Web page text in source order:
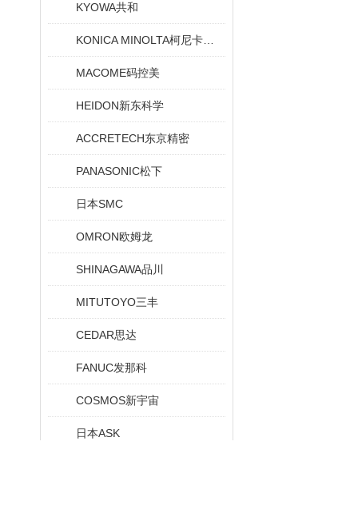
KYOWA共和
MACOME码控美
HEIDON新东科学
ACCRETECH东京精密
PANASONIC松下
日本SMC
OMRON欧姆龙
SHINAGAWA品川
MITUTOYO三丰
CEDAR思达
FANUC发那科
COSMOS新宇宙
日本ASK